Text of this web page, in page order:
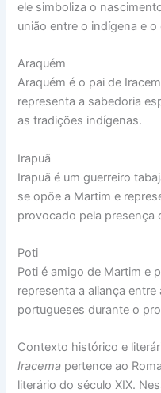
ele simboliza o
união entre o indígena e o
Araquém
Araquém é o pai de
representa a sabedoria
as tradições indígenas.
Irapuã
Irapuã é um guerreiro
se opõe a Martim e
provocado pela presença
Poti
Poti é amigo de Martim e
representa a aliança
portugueses durante o
Contexto histórico e
Iracema pertence ao
literário do século XIX.